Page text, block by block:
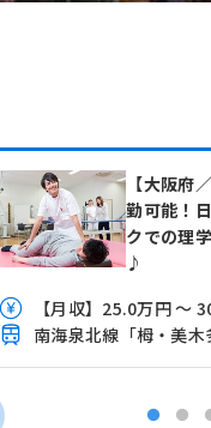
【大阪府
勤可能！
クでの理
♪
【月収】25.0万円 ～
南海泉北線「栂・美木